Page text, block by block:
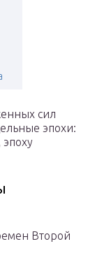
сил
эпохи:
Второй